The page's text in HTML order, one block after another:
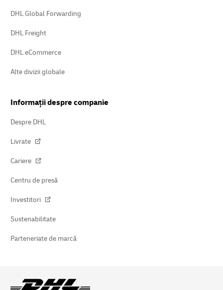
DHL Global Forwarding
DHL Freight
DHL eCommerce
Alte divizii globale
Informații despre companie
Despre DHL
Livrate
Cariere
Centru de presă
Investitori
Sustenabilitate
Parteneriate de marcă